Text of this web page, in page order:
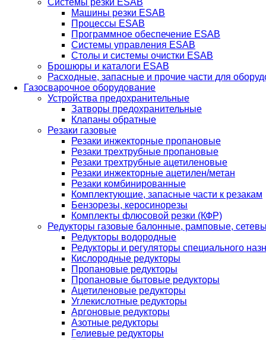
Системы резки ESAB
Машины резки ESAB
Процессы ESAB
Программное обеспечение ESAB
Системы управления ESAB
Столы и системы очистки ESAB
Брошюры и каталоги ESAB
Расходные, запасные и прочие части для
Газосварочное оборудование
Устройства предохранительные
Затворы предохранительные
Клапаны обратные
Резаки газовые
Резаки инжекторные пропановые
Резаки трехтрубные пропановые
Резаки трехтрубные ацетиленовые
Резаки инжекторные ацетилен/метан
Резаки комбинированные
Комплектующие, запасные части к резакам
Бензорезы, керосинорезы
Комплекты флюсовой резки (КФР)
Редукторы газовые балонные, рамповые,
Редукторы водородные
Редукторы и регуляторы специального
Кислородные редукторы
Пропановые редукторы
Пропановые бытовые редукторы
Ацетиленовые редукторы
Углекислотные редукторы
Аргоновые редукторы
Азотные редукторы
Гелиевые редукторы